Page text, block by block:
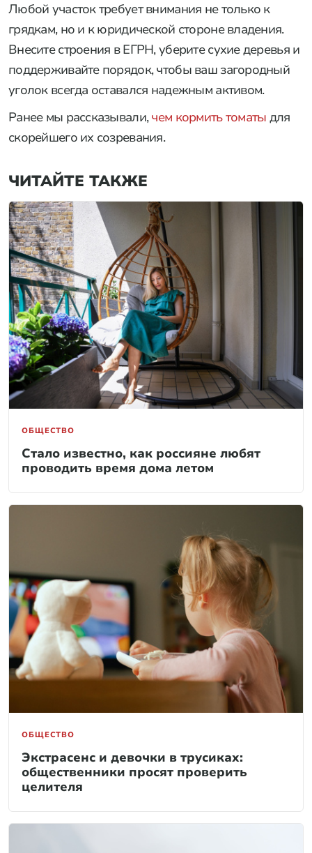
Любой участок требует внимания не только к
грядкам, но и к юридической стороне владения.
Внесите строения в ЕГРН, уберите сухие деревья и
поддерживайте порядок, чтобы ваш загородный
уголок всегда оставался надежным активом.
Ранее мы рассказывали,чем кормить томаты для
скорейшего их созревания.
ЧИТАЙТЕ ТАКЖЕ
ОБЩЕСТВО
Стало известно, как россияне любят
проводить время дома летом
ОБЩЕСТВО
Экстрасенс и девочки в трусиках:
общественники просят проверить
целителя